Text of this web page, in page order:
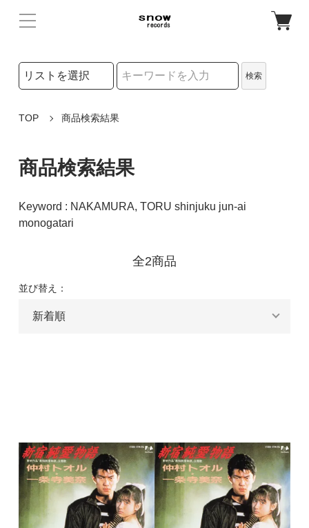
検索リストの選択
検索
TOP 商品検索結果
商品検索結果
Keyword : NAKAMURA, TORU shinjuku jun-ai
monogatari
全2商品
並び替え：